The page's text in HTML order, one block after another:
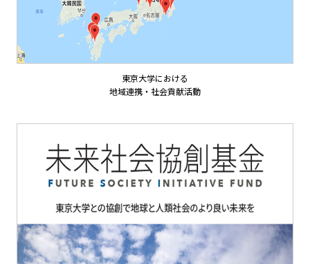
東京大学における
地域連携・社会貢献活動